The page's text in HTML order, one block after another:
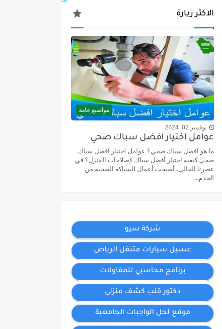
الاكثر زيارة
مواضيع عامة
نوفمبر 02, 2024
عوامل اختيار افضل سباك صحي
ما هو افضل سباك صحي؟ عوامل اختيار افضل سباك
صحي كيفية اختيار أفضل سباك لإصلاحات المنزل؟ في
عصرنا الحالي، أصبحت أعمال السباكة الصحية من
الخدم...
شركة سيو
غسيل سيارات متنقل الرياض
برنامج محاسبي للمقاولات
دكتور قلب كشف منزلى
موقع لحل الواجبات الجامعية